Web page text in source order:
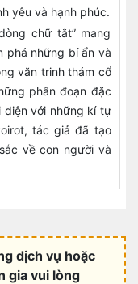
yêu và hạnh phúc.
chữ tắt” mang
phá những bí ẩn và
văn trinh thám cổ
phân đoạn đặc
diện với những kí tự
tác giả đã tạo
về con người và
dịch vụ hoặc
gia vui lòng